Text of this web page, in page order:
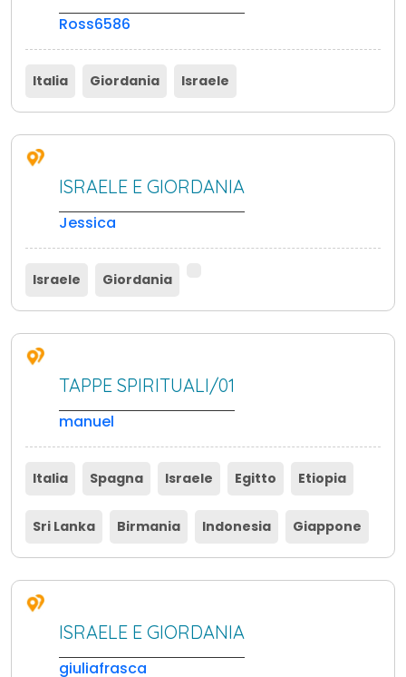
Ross6586
Italia Giordania Israele
ISRAELE E GIORDANIA
Jessica
Israele Giordania
TAPPE SPIRITUALI/01
manuel
Italia Spagna Israele Egitto Etiopia
Sri Lanka Birmania Indonesia Giappone
ISRAELE E GIORDANIA
giuliafrasca